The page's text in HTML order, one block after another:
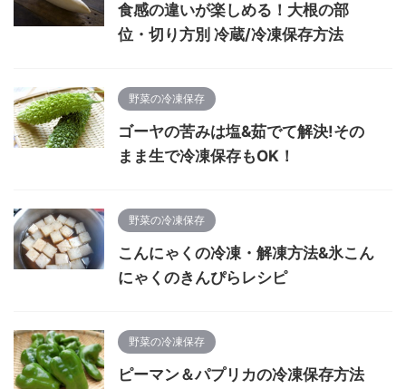
食感の違いが楽しめる！大根の部
位・切り方別 冷蔵/冷凍保存方法
野菜の冷凍保存
ゴーヤの苦みは塩&茹でて解決!その
まま生で冷凍保存もOK！
野菜の冷凍保存
こんにゃくの冷凍・解凍方法&氷こん
にゃくのきんぴらレシピ
野菜の冷凍保存
ピーマン＆パプリカの冷凍保存方法